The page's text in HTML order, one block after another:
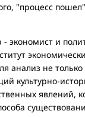
"процесс пошел"
экономист и
анализ не
культурно-
явлений,